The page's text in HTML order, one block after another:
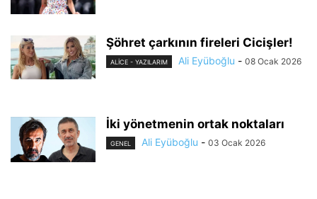
Şöhret çarkının fireleri Cicişler!
ALİCE - YAZILARIM Ali Eyüboğlu - 08 Ocak 2026
İki yönetmenin ortak noktaları
GENEL Ali Eyüboğlu - 03 Ocak 2026